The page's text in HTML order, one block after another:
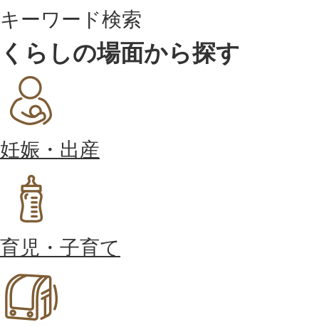
キーワード検索
くらしの場面から探す
妊娠・出産
育児・子育て